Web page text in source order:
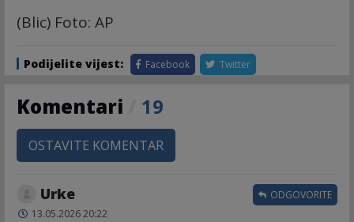
(Blic) Foto: AP
Podijelite vijest: Facebook Twitter
Komentari 19
OSTAVITE KOMENTAR
Urke
13.05.2026 20:22
ODGOVORITE